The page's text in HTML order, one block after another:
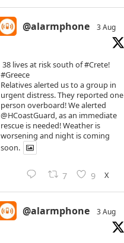
@alarmphone 3 Aug
38 lives at risk south of#Crete!
#Greece
Relatives alerted us to a group in
urgent distress. They reported one
person overboard! We alerted
@HCoastGuard, as an immediate
rescue is needed! Weather is
worsening and night is coming
soon.
7 9 X
@alarmphone 3 Aug